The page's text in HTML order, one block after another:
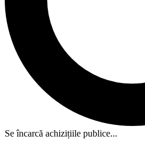
Se încarcă achizițiile publice...